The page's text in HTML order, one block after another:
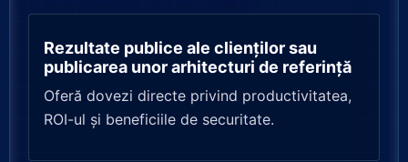
Rezultate publice ale clienților sau
publicarea unor arhitecturi de referință
Oferă dovezi directe privind productivitatea,
ROI-ul și beneficiile de securitate.